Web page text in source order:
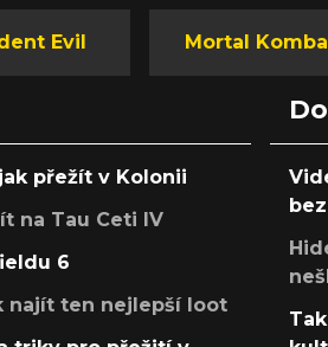
Evil Mortal
přežít v Kolonii
na Tau Ceti IV
6
najít ten nejlepší loot